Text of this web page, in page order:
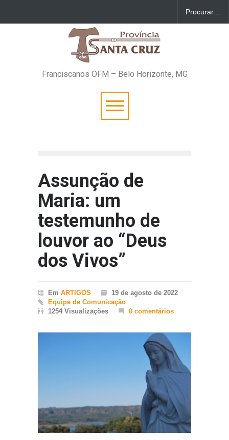
Franciscanos OFM – Belo Horizonte, MG
Assunção de
Maria: um
testemunho de
louvor ao “Deus
dos Vivos”
Em ARTIGOS
19 de agosto de 2022
Equipe de Comunicação
1254 Visualizações
0 comentários